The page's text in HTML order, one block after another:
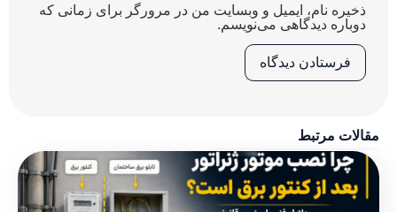
ذخیره نام، ایمیل و وبسایت من در مرورگر برای زمانی که
دوباره دیدگاهی می‌نویسم.
مقالات مرتبط